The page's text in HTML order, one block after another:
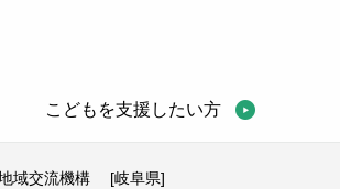
こどもを支援したい方
域交流機構 [岐阜県]